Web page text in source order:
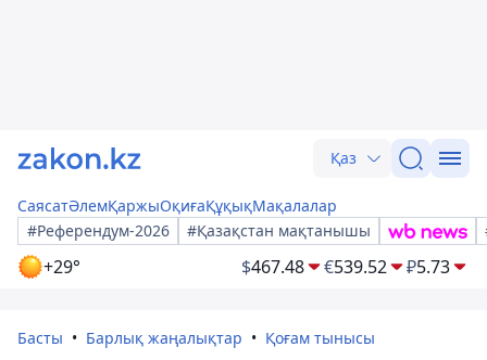
Қаз
СаясатӘлемҚаржыОқиғаҚұқықМақалалар
#Референдум-2026
#Қазақстан мақтанышы
+29° $467.48 €539.52 ₽5.73
Басты Барлық жаңалықтар Қоғам тынысы